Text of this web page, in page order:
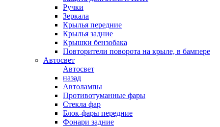
Ручки
Зеркала
Крылья передние
Крылья задние
Крышки бензобака
Повторители поворота на крыле, в бампере
Автосвет
Автосвет
назад
Автолампы
Противотуманные фары
Стекла фар
Блок-фары передние
Фонари задние